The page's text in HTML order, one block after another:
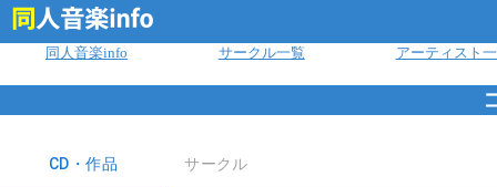
同人音楽info サークル一覧 アーティスト
CD・作品 サークル